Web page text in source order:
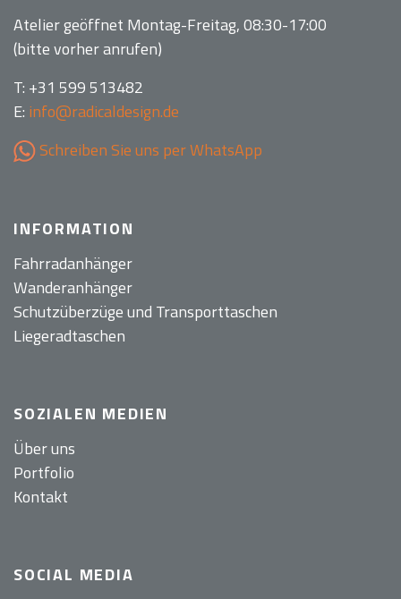
Atelier geöffnet Montag-Freitag, 08:30-17:00
(bitte vorher anrufen)
T: +31 599 513482
E: info@radicaldesign.de
Schreiben Sie uns per WhatsApp
INFORMATION
Fahrradanhänger
Wanderanhänger
Schutzüberzüge und Transporttaschen
Liegeradtaschen
SOZIALEN MEDIEN
Über uns
Portfolio
Kontakt
SOCIAL MEDIA